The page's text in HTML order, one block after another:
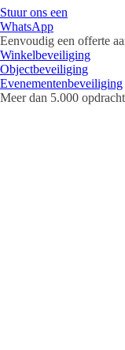
Stuur ons een
WhatsApp
Eenvoudig een offerte
Winkelbeveiliging
Objectbeveiliging
Evenementenbeveiliging
Meer dan 5.000